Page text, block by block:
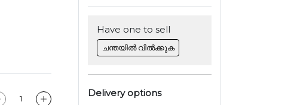
Have one to sell
ചന്തയിൽ വിൽക്കുക
Delivery options